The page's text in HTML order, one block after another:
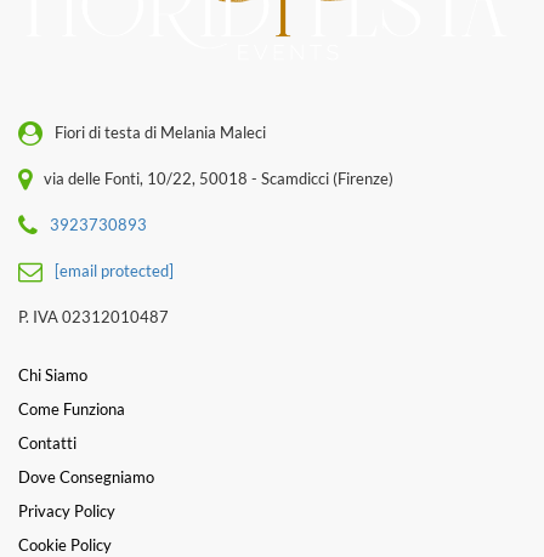
Fiori di testa di Melania Maleci
via delle Fonti, 10/22, 50018 - Scamdicci (Firenze)
3923730893
[email protected]
P. IVA 02312010487
Chi Siamo
Come Funziona
Contatti
Dove Consegniamo
Privacy Policy
Cookie Policy